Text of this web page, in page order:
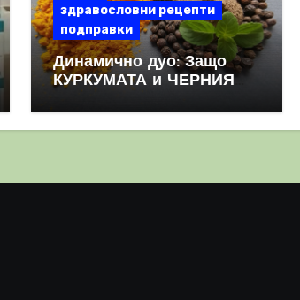
здравословни рецепти
подправки
Динамично дуо: Защо
КУРКУМАТА и ЧЕРНИЯ